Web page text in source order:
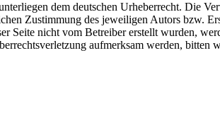
dem deutschen Urheberrecht. Die
Zustimmung des jeweiligen Autors bzw.
Seite nicht vom Betreiber erstellt wurden,
aufmerksam werden,